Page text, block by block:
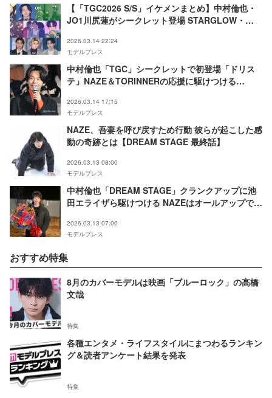
【「TGC2026 S/S」イケメンまとめ】中村倫也・
JO1川尻蓮がシークレット登場 STARGLOW・
2026.03.14 22:24
モデルプレス
中村倫也「TGC」シークレットで初登場「ドリス
テ」NAZE＆TORINNERの応援に駆けつける
2026.03.14 17:15
モデルプレス
NAZE、吾妻を呼び戻すため行動 彼らが起こした感
動の奇跡とは【DREAM STAGE 最終話】
2026.03.13 08:00
モデルプレス
中村倫也「DREAM STAGE」クランクアップに池
田エライザら駆けつける NAZEはオールアップで涙
2026.03.13 07:00
モデルプレス
おすすめ特集
8月のカバーモデルは映画「ブルーロック」の高橋
文哉
特集
各種エンタメ・ライフスタイルにまつわるランキン
グ＆読者アンケート結果を発表
特集